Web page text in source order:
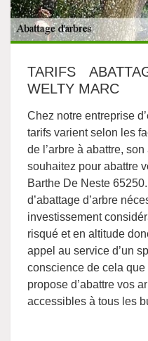
TARIFS
WELTY MARC
Chez notre entreprise
tarifs varient selon les
de l’arbre à abattre,
souhaitez pour abattre
Barthe De Neste
d’abattage d’arbre
investissement
risqué et en altitude
appel au service d’un
conscience de cela
propose d’abattre vos
accessibles à tous les